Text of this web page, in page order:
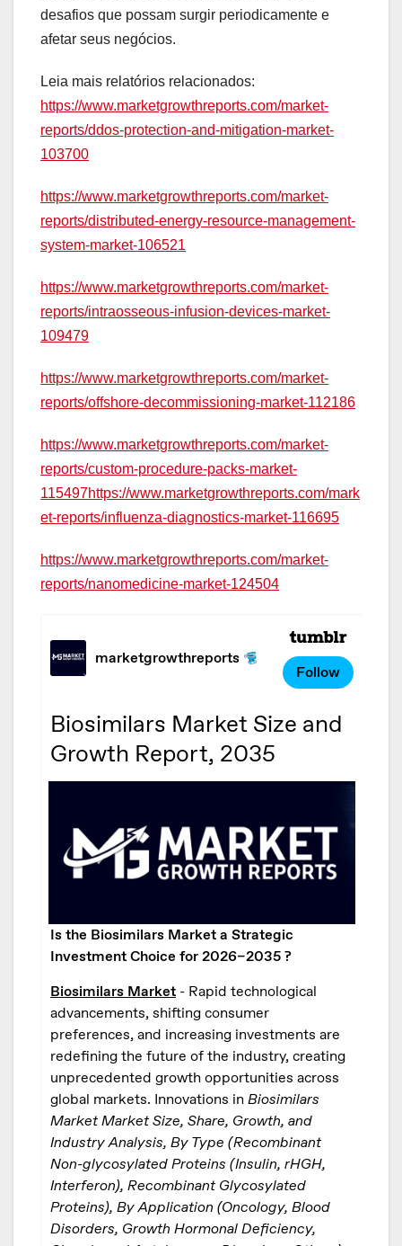
desafios que possam surgir periodicamente e
afetar seus negócios.
Leia mais relatórios relacionados:
https://www.marketgrowthreports.com/market-
reports/ddos-protection-and-mitigation-market-
103700
https://www.marketgrowthreports.com/market-
reports/distributed-energy-resource-management-
system-market-106521
https://www.marketgrowthreports.com/market-
reports/intraosseous-infusion-devices-market-
109479
https://www.marketgrowthreports.com/market-
reports/offshore-decommissioning-market-112186
https://www.marketgrowthreports.com/market-
reports/custom-procedure-packs-market-
115497https://www.marketgrowthreports.com/mark
et-reports/influenza-diagnostics-market-116695
https://www.marketgrowthreports.com/market-
reports/nanomedicine-market-124504